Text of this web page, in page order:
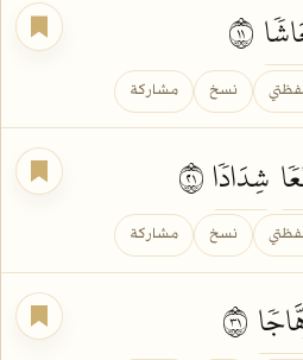
نسخ مشاركة
شِدَادٗا
نسخ مشاركة